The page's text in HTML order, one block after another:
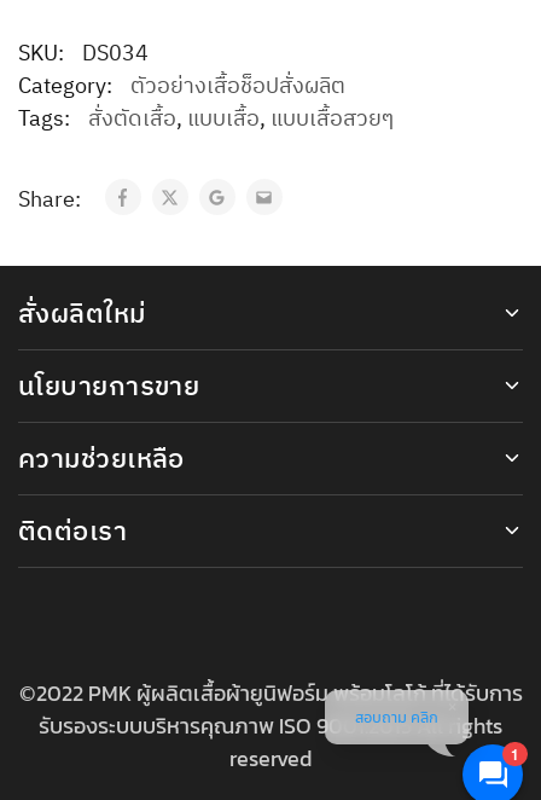
SKU: DS034
Category: ตัวอย่างเสื้อช็อปสั่งผลิต
Tags: สั่งตัดเสื้อ, แบบเสื้อ, แบบเสื้อสวยๆ
Share:
สั่งผลิตใหม่
นโยบายการขาย
ความช่วยเหลือ
ติดต่อเรา
©2022 PMK ผู้ผลิตเสื้อผ้ายูนิฟอร์ม พร้อมโลโก้ ที่ได้รับการ
รับรองระบบบริหารคุณภาพ ISO 9001:2015 All rights
reserved
1
สอบถาม คลิก